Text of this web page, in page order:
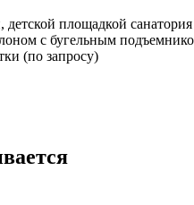
детской площадкой
с бугельным
(по запросу)